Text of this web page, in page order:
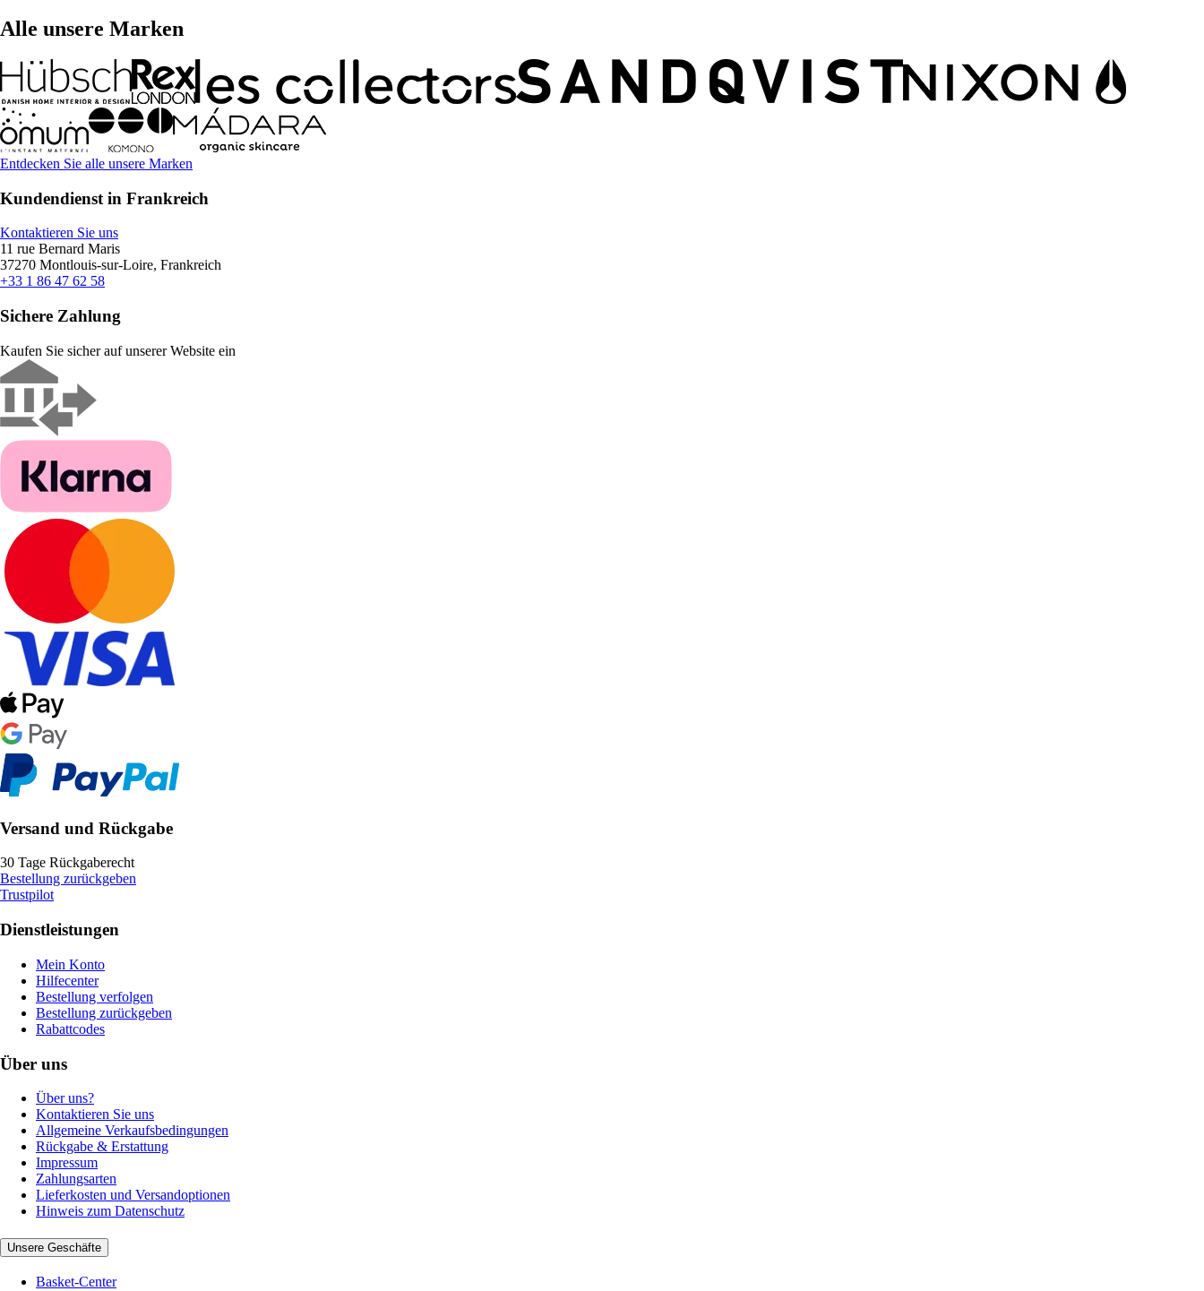
Alle unsere Marken
Entdecken Sie alle unsere Marken
Kundendienst in Frankreich
Kontaktieren Sie uns
11 rue Bernard Maris
37270 Montlouis-sur-Loire, Frankreich
+33 1 86 47 62 58
Sichere Zahlung
Kaufen Sie sicher auf unserer Website ein
Versand und Rückgabe
30 Tage Rückgaberecht
Bestellung zurückgeben
Trustpilot
Dienstleistungen
Mein Konto
Hilfecenter
Bestellung verfolgen
Bestellung zurückgeben
Rabattcodes
Über uns
Über uns?
Kontaktieren Sie uns
Allgemeine Verkaufsbedingungen
Rückgabe & Erstattung
Impressum
Zahlungsarten
Lieferkosten und Versandoptionen
Hinweis zum Datenschutz
Unsere Geschäfte
Basket-Center